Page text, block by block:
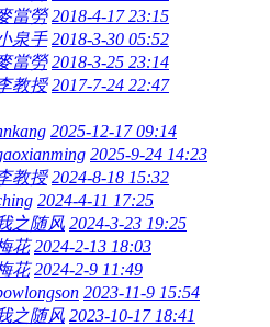
當勞 2018-4-17 23:15
泉手 2018-3-30 05:52
當勞 2018-3-25 23:14
教授 2017-7-24 22:47
2025-12-17 09:14
2025-9-24 14:23
教授 2024-8-18 15:32
2024-4-11 17:25
之随风 2024-3-23 19:25
花 2024-2-13 18:03
花 2024-2-9 11:49
2023-11-9 15:54
之随风 2023-10-17 18:41